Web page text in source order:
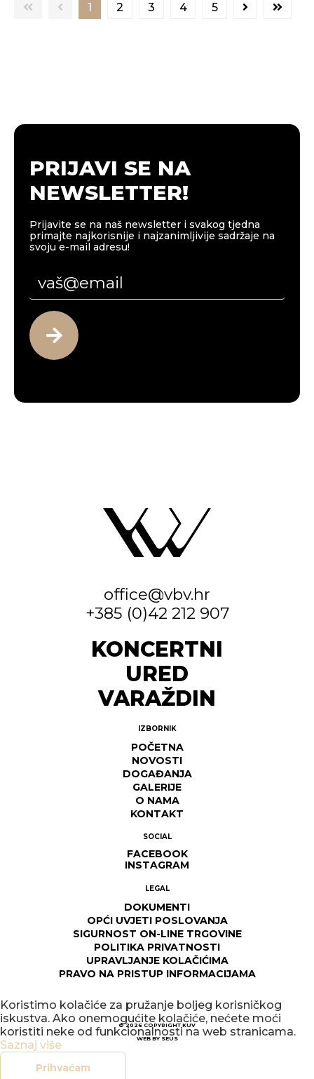
1 2 3 4 5
PRIJAVI SE NA
NEWSLETTER!
Prijavite se na naš newsletter i svakog tjedna
primajte najkorisnije i najzanimljivije sadržaje na
svoju e-mail adresu!
office@vbv.hr
+385 (0)42 212 907
KONCERTNI
URED
VARAŽDIN
IZBORNIK
POČETNA
NOVOSTI
DOGAĐANJA
GALERIJE
O NAMA
KONTAKT
SOCIAL
FACEBOOK
INSTAGRAM
LEGAL
DOKUMENTI
OPĆI UVJETI POSLOVANJA
SIGURNOST ON-LINE TRGOVINE
POLITIKA PRIVATNOSTI
UPRAVLJANJE KOLAČIĆIMA
PRAVO NA PRISTUP INFORMACIJAMA
© 2026 COPYRIGHT KUV
WEB BY SEUS
Koristimo kolačiće za pružanje boljeg korisničkog
iskustva. Ako onemogućite kolačiće, nećete moći
koristiti neke od funkcionalnosti na web stranicama.
Saznaj više
Prihvaćam